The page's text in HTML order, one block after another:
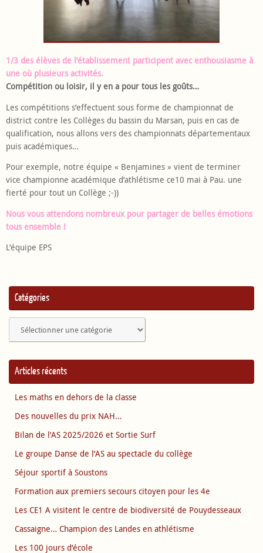
1/3 des élèves de l’établissement participent avec enthousiasme à
une où plusieurs activités.
Compétition ou loisir, il y en a pour tous les goûts…
Les compétitions s’effectuent sous forme de championnat de
district contre les Collèges du bassin du Marsan, puis en cas de
qualification, nous allons vers des championnats départementaux
puis académiques…
Pour exemple, notre équipe « Benjamines » vient de terminer
vice championne académique d’athlétisme ce10 mai à Pau. une
fierté pour tout un Collège ;-))
Nous vous attendons nombreux pour partager de belles émotions
tous ensemble !
L’équipe EPS
Catégories
Articles récents
Les maths en dehors de la classe
Des nouvelles du prix NAH…
Bilan de l’AS 2025/2026 et Sortie Surf
Le groupe Danse de l’AS au spectacle du collège
Séjour sportif à Soustons
Formation aux premiers secours citoyen pour les 4e
Les CE1 A visitent le centre de biodiversité de Pouydesseaux
Cassaigne… Champion des Landes en athlétisme
Les 100 jours d’école